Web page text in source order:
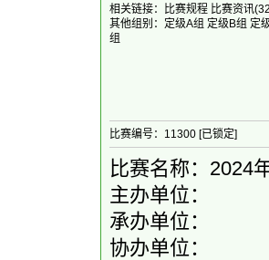
相关链接：
比赛规程 比赛资讯
其他组别： 定级A组 定级B组 定
组
比赛编号：11300 [已锁定]
比赛名称：2024
主办单位：
承办单位：
协办单位：